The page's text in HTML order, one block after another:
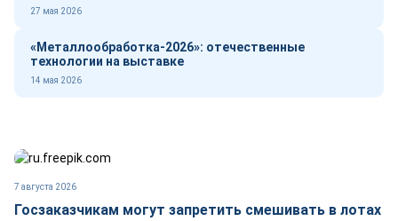
27 мая 2026
«Металлообработка-2026»: отечественные
технологии на выставке
14 мая 2026
7 августа 2026
Госзаказчикам могут запретить смешивать в лотах